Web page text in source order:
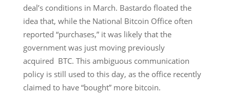
deal’s conditions in March. Bastardo floated the
idea that, while the National Bitcoin Office often
reported “purchases,” it was likely that the
government was just moving previously
acquired BTC. This ambiguous communication
policy is still used to this day, as the office recently
claimed to have “bought” more bitcoin.